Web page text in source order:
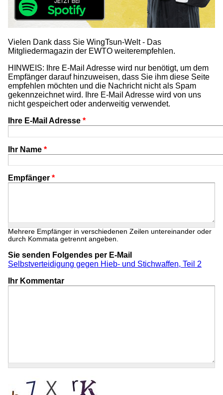
Vielen Dank dass Sie WingTsun-Welt - Das
Mitgliedermagazin der EWTO weiterempfehlen.
HINWEIS: Ihre E-Mail Adresse wird nur benötigt, um dem
Empfänger darauf hinzuweisen, dass Sie ihm diese Seite
empfehlen möchten und die Nachricht nicht als Spam
gekennzeichnet wird. Ihre E-Mail Adresse wird von uns
nicht gespeichert oder anderweitig verwendet.
Ihre E-Mail Adresse *
Ihr Name *
Empfänger *
Mehrere Empfänger in verschiedenen Zeilen untereinander oder
durch Kommata getrennt angeben.
Sie senden Folgendes per E-Mail
Selbstverteidigung gegen Hieb- und Stichwaffen, Teil 2
Ihr Kommentar